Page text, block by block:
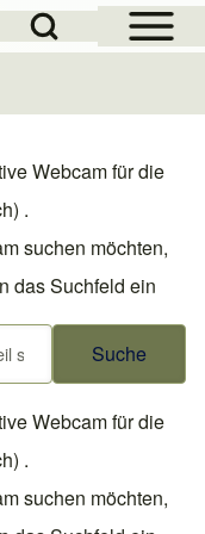
Open Sidebar
Search Block
Webcam für die
.
suchen möchten,
das Suchfeld ein
Webcam für die
.
suchen möchten,